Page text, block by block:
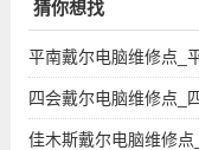
猜你想找
平南戴尔电脑维修点_
四会戴尔电脑维修点_
佳木斯戴尔电脑维修